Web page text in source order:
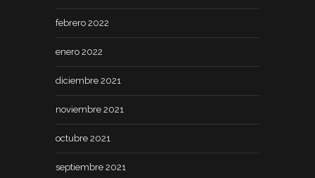
febrero 2022
enero 2022
diciembre 2021
noviembre 2021
octubre 2021
septiembre 2021